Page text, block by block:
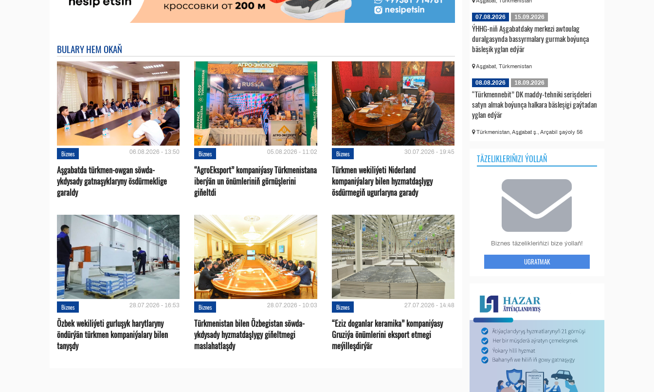
BULARY HEM OKAŇ
Biznes 06.08.2026 - 13:50
Aşgabatda türkmen-owgan söwda-
ykdysady gatnaşyklaryny ösdürmeklige
garaldy
Biznes 05.08.2026 - 11:02
“AgroEksport” kompaniýasy Türkmenistana
iberýän un önümleriniň görnüşlerini
giňeltdi
Biznes 30.07.2026 - 19:45
Türkmen wekiliýeti Niderland
kompaniýalary bilen hyzmatdaşlygy
ösdürmegiň ugurlaryna garady
Biznes 28.07.2026 - 16:53
Özbek wekiliýeti gurluşyk harytlaryny
öndürýän türkmen kompaniýalary bilen
tanyşdy
Biznes 28.07.2026 - 10:03
Türkmenistan bilen Özbegistan söwda-
ykdysady hyzmatdaşlygy giňeltmegi
maslahatlaşdy
Biznes 27.07.2026 - 14:48
“Eziz doganlar keramika” kompaniýasy
Gruziýa önümlerini eksport etmegi
meýilleşdirýär
07.08.2026 15.09.2026
ÝHHG-niň Aşgabatdaky merkezi awtoulag
duralgasynda bassyrmalary gurmak boýunça
bäsleşik yglan edýär
Aşgabat, Türkmenistan
08.08.2026 18.09.2026
“Türkmennebit” DK maddy-tehniki serişdeleri
satyn almak boýunça halkara bäsleşigi gaýtadan
yglan edýär
Türkmenistan, Aşgabat ş., Arçabil şaýoly 56
TÄZELIKLERIŇIZI ÝOLLAŇ
Biznes täzelikleriňizi bize ýollaň!
UGRATMAK